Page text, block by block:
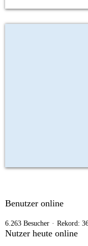
Benutzer online
6.263 Besucher Rekord:
Nutzer heute online